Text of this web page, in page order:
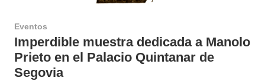
Eventos
Imperdible muestra dedicada a Manolo
Prieto en el Palacio Quintanar de
Segovia